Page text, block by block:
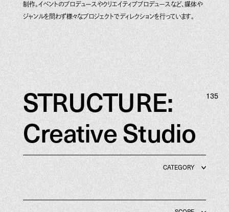
制作。イベントのプロデュースやクリエイティブプロデュースなど、媒体や
ジャンルを問わず様々なプロジェクトでディレクションを行っています。
STRUCTURE:
Creative Studio
135
CATEGORY
Contents Solution
Educational Contents